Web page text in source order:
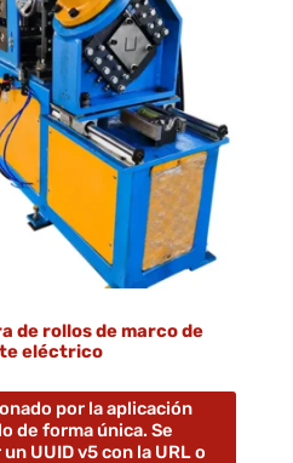
de rollos de marco de
eléctrico
por la aplicación
de forma única. Se
UUID v5 con la URL o